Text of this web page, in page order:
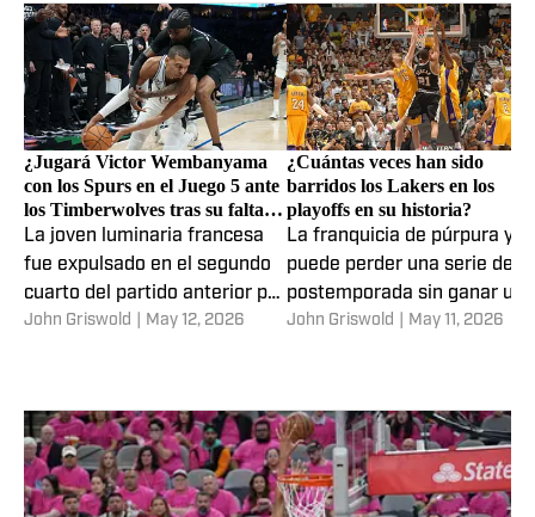
¿Jugará Victor Wembanyama
con los Spurs en el Juego 5 ante
los Timberwolves tras su falta a
Naz Reid?
La joven luminaria francesa
fue expulsado en el segundo
cuarto del partido anterior por
un duro e intencional golpe
John Griswold May 12, 2026
¿Cuántas veces han sido
barridos los Lakers en los
playoffs en su historia?
La franquicia de púrpura y
puede perder una serie de
postemporada sin ganar un
juego por primera vez desde
Semifinales del Oeste
John Griswold May 11, 2026